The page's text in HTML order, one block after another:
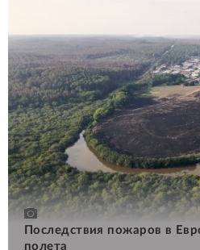
Последствия пожаров в
полета